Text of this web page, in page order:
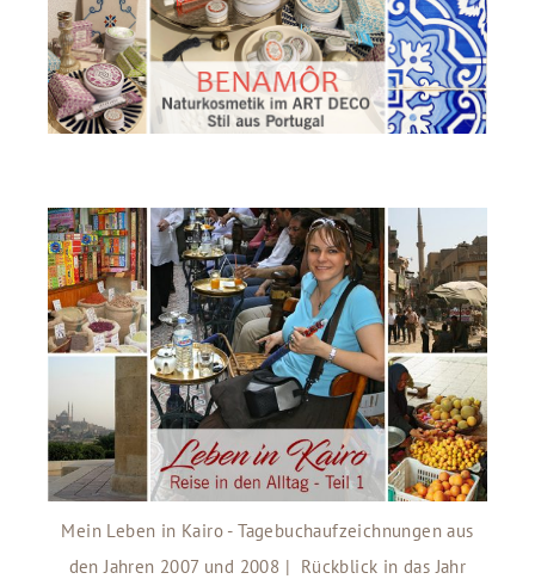
Mein Leben in Kairo - Tagebuchaufzeichnungen aus
den Jahren 2007 und 2008 | Rückblick in das Jahr